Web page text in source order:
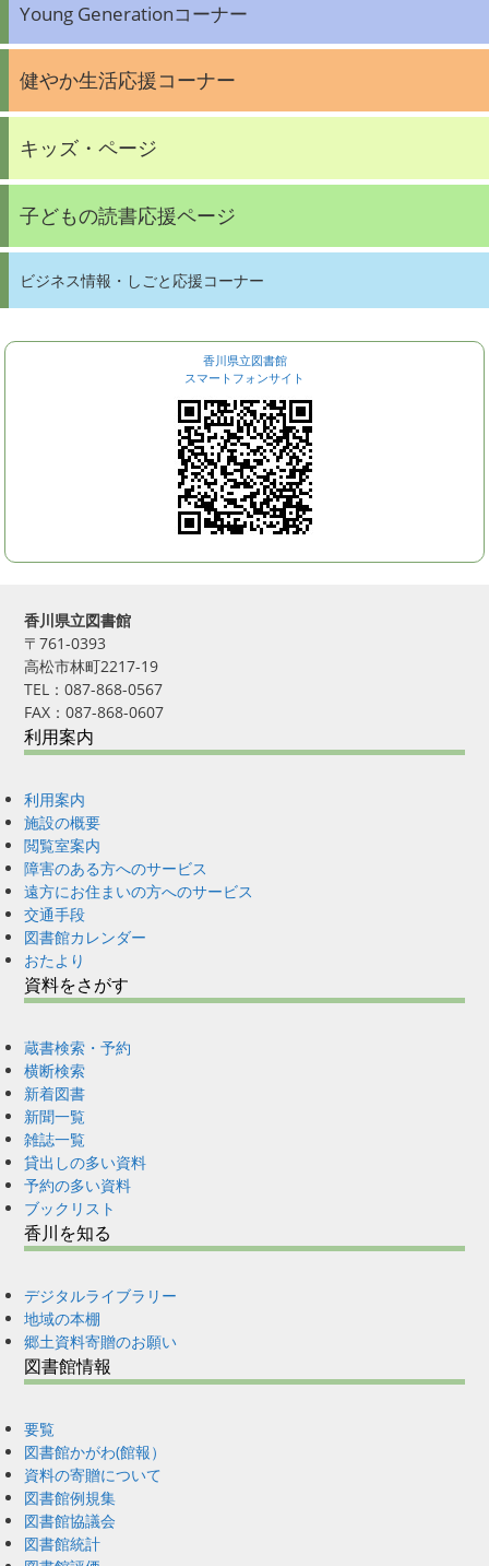
Young Generationコーナー
健やか生活応援コーナー
キッズ・ページ
子どもの読書応援ページ
ビジネス情報・しごと応援コーナー
香川県立図書館
スマートフォンサイト
香川県立図書館
〒761-0393
高松市林町2217-19
TEL：087-868-0567
FAX：087-868-0607
利用案内
利用案内
施設の概要
閲覧室案内
障害のある方へのサービス
遠方にお住まいの方へのサービス
交通手段
図書館カレンダー
おたより
資料をさがす
蔵書検索・予約
横断検索
新着図書
新聞一覧
雑誌一覧
貸出しの多い資料
予約の多い資料
ブックリスト
香川を知る
デジタルライブラリー
地域の本棚
郷土資料寄贈のお願い
図書館情報
要覧
図書館かがわ(館報）
資料の寄贈について
図書館例規集
図書館協議会
図書館統計